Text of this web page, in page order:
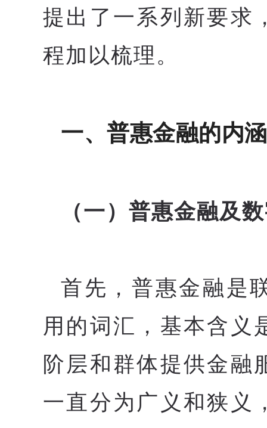
提出了一系列新要求
程加以梳理。
一、普惠金融的内
（一）普惠金融及
首先，普惠金融是
用的词汇，基本含义
阶层和群体提供金融
一直分为广义和狭义